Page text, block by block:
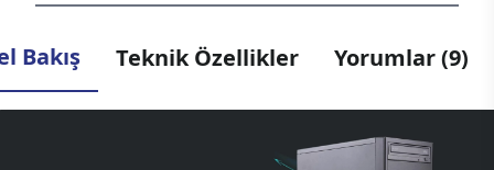
Bakış Teknik Özellikler Yorumlar (9)